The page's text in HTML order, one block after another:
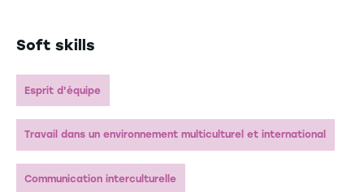
Soft skills
Esprit d'équipe
Travail dans un environnement multiculturel et international
Communication interculturelle